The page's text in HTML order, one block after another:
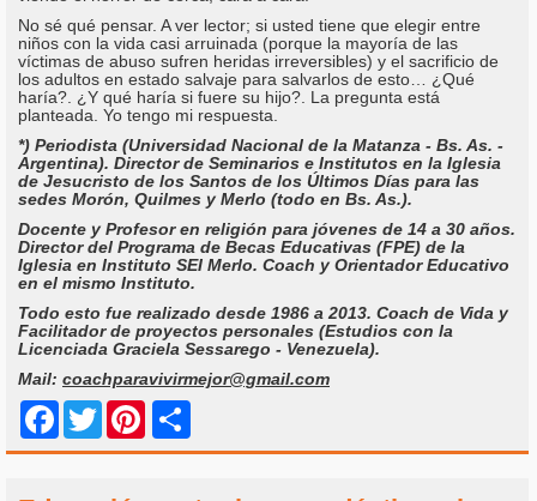
No sé qué pensar. A ver lector; si usted tiene que elegir entre
niños con la vida casi arruinada (porque la mayoría de las
víctimas de abuso sufren heridas irreversibles) y el sacrificio de
los adultos en estado salvaje para salvarlos de esto… ¿Qué
haría?. ¿Y qué haría si fuere su hijo?. La pregunta está
planteada. Yo tengo mi respuesta.
*) Periodista (Universidad Nacional de la Matanza - Bs. As. -
Argentina). Director de Seminarios e Institutos en la Iglesia
de Jesucristo de los Santos de los Últimos Días para las
sedes Morón, Quilmes y Merlo (todo en Bs. As.).
Docente y Profesor en religión para jóvenes de 14 a 30 años.
Director del Programa de Becas Educativas (FPE) de la
Iglesia en Instituto SEI Merlo. Coach y Orientador Educativo
en el mismo Instituto.
Todo esto fue realizado desde 1986 a 2013. Coach de Vida y
Facilitador de proyectos personales (Estudios con la
Licenciada Graciela Sessarego - Venezuela).
Mail: coachparavivirmejor@gmail.com
Facebook
Twitter Pinterest